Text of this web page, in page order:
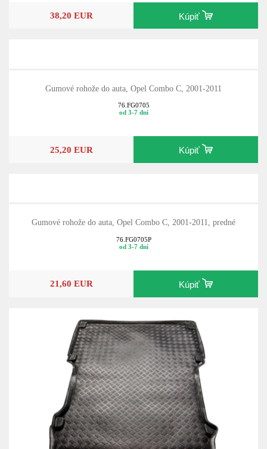
38,20 EUR Kúpiť
Gumové rohože do auta, Opel Combo C, 2001-2011
76.FG0705
od 3-7 dní
25,20 EUR Kúpiť
Gumové rohože do auta, Opel Combo C, 2001-2011, predné
76.FG0705P
od 3-7 dní
21,60 EUR Kúpiť